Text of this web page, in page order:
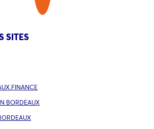
SITES
BORDEAUX